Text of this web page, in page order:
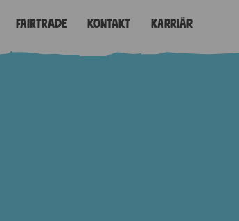
Fairtrade Kontakt Karriär